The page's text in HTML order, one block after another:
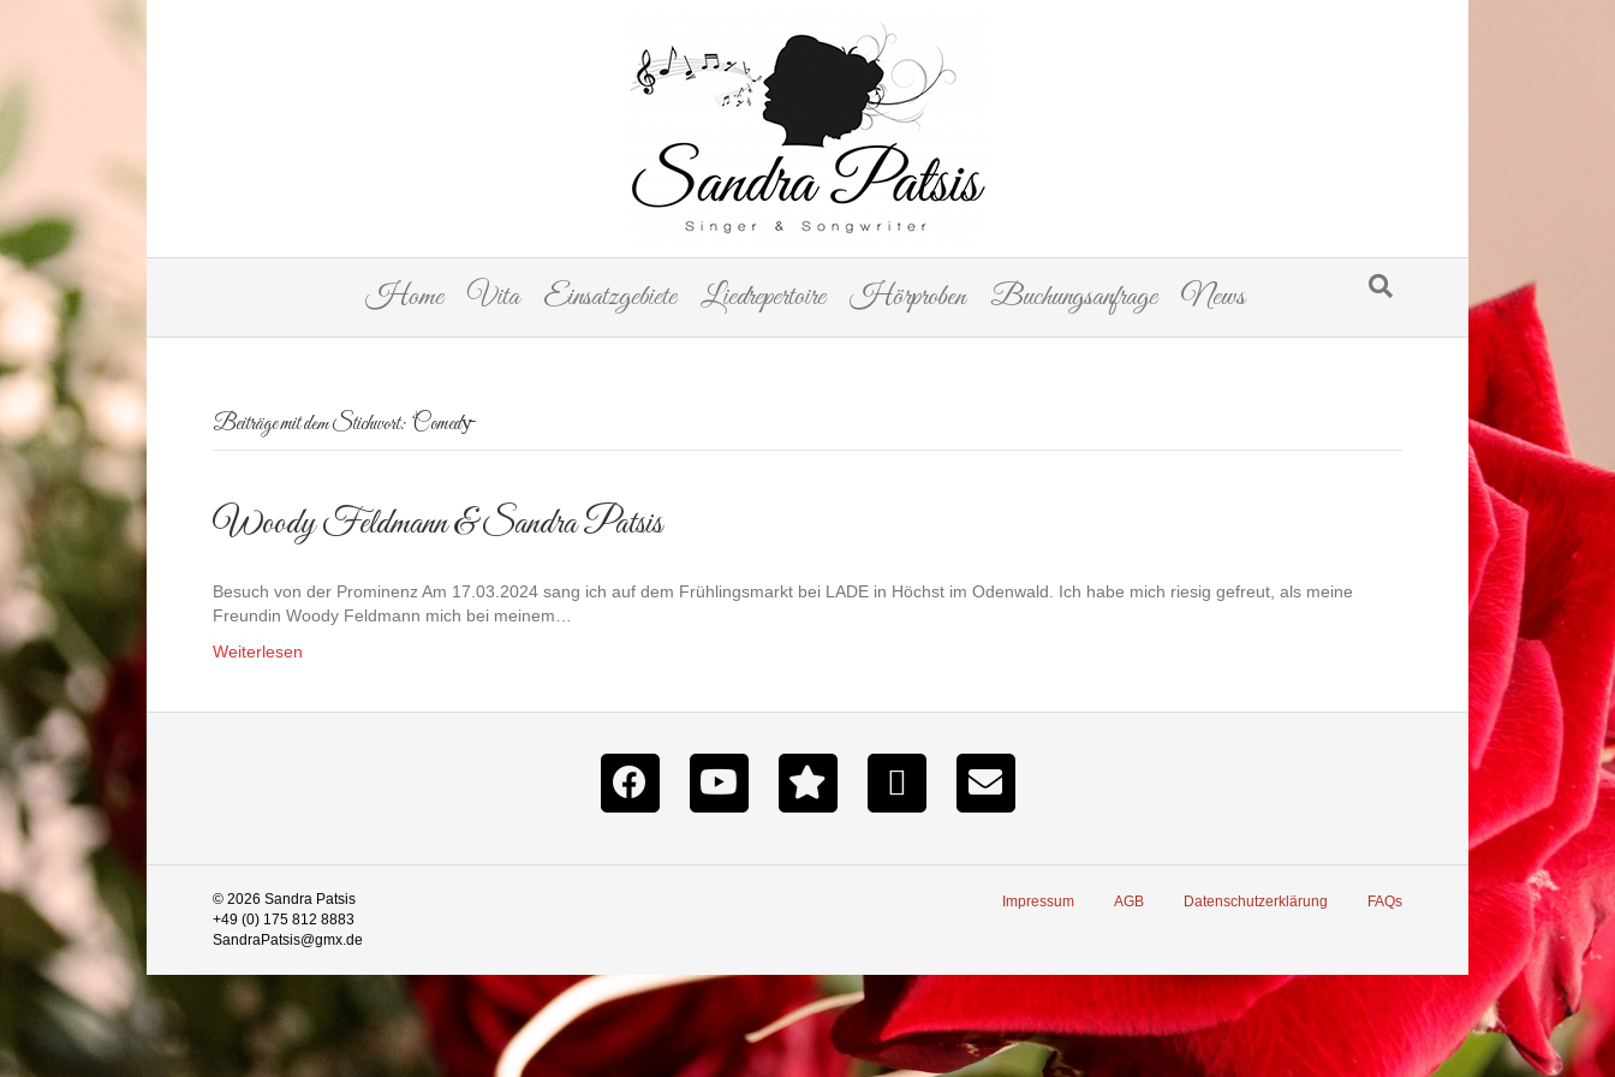
Home Vita Einsatzgebiete Liedrepertoire Hörproben Buchungsanfrage News
Beiträge mit dem Stichwort: ‘Comedy̵
Woody Feldmann & Sandra Patsis
Besuch von der Prominenz Am 17.03.2024 sang ich auf dem Frühlingsmarkt bei LADE in Höchst im Odenwald. Ich habe mich riesig gefreut, als meine
Freundin Woody Feldmann mich bei meinem…
Weiterlesen
© 2026 Sandra Patsis
+49 (0) 175 812 8883
SandraPatsis@gmx.de
Impressum AGB Datenschutzerklärung FAQs